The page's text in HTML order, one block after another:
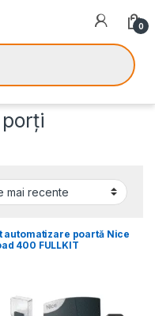
0
automatizare poartă Nice
400 FULLKIT